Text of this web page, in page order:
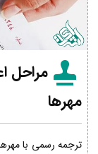
مراحل
مهرها
ترجمه رسمی با